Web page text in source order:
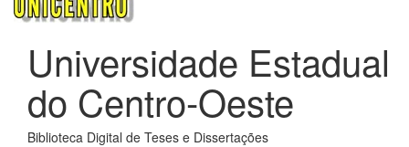
Universidade Estadual
do Centro-Oeste
Biblioteca Digital de Teses e Dissertações